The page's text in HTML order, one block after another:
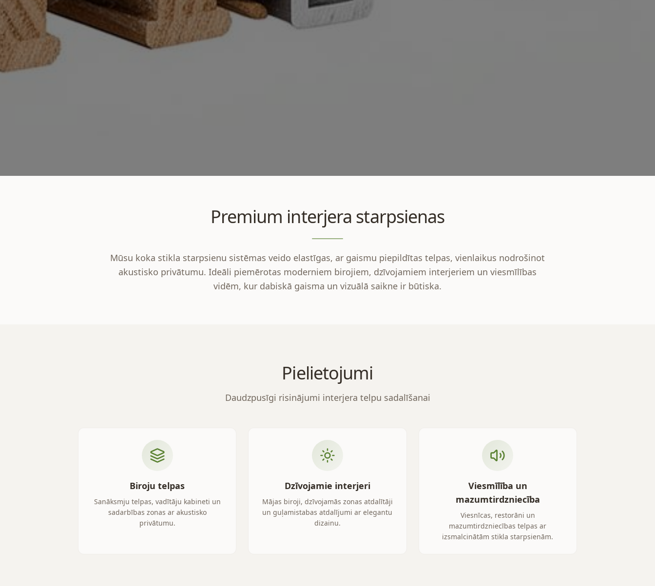
Premium interjera starpsienas
Mūsu koka stikla starpsienu sistēmas veido elastīgas, ar gaismu piepildītas telpas, vienlaikus nodrošinot
akustisko privātumu. Ideāli piemērotas moderniem birojiem, dzīvojamiem interjeriem un viesmīlības
vidēm, kur dabiskā gaisma un vizuālā saikne ir būtiska.
Pielietojumi
Daudzpusīgi risinājumi interjera telpu sadalīšanai
Biroju telpas
Sanāksmju telpas, vadītāju kabineti un
sadarbības zonas ar akustisko
privātumu.
Dzīvojamie interjeri
Mājas biroji, dzīvojamās zonas atdalītāji
un guļamistabas atdalījumi ar elegantu
dizainu.
Viesmīlība un
mazumtirdzniecība
Viesnīcas, restorāni un
mazumtirdzniecības telpas ar
izsmalcinātām stikla starpsienām.